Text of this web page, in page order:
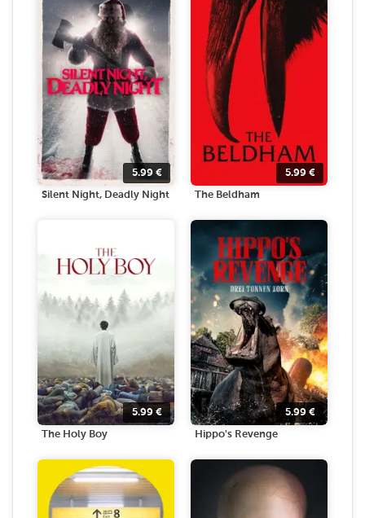
5.99 €
Silent Night, Deadly Night
5.99 €
The Beldham
5.99 €
The Holy Boy
5.99€
Hippo's Revenge